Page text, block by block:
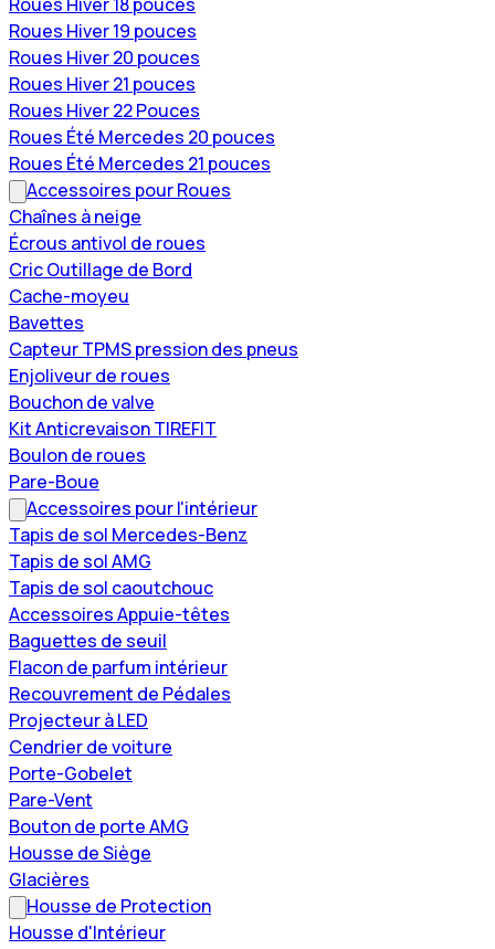
Roues Hiver 19 pouces
Roues Hiver 20 pouces
Roues Hiver 21 pouces
Roues Hiver 22 Pouces
Roues Été Mercedes 20 pouces
Roues Été Mercedes 21 pouces
Accessoires pour Roues
Chaînes à neige
Écrous antivol de roues
Cric Outillage de Bord
Cache-moyeu
Bavettes
Capteur TPMS pression des pneus
Enjoliveur de roues
Bouchon de valve
Kit Anticrevaison TIREFIT
Boulon de roues
Pare-Boue
Accessoires pour l'intérieur
Tapis de sol Mercedes-Benz
Tapis de sol AMG
Tapis de sol caoutchouc
Accessoires Appuie-têtes
Baguettes de seuil
Flacon de parfum intérieur
Recouvrement de Pédales
Projecteur à LED
Cendrier de voiture
Porte-Gobelet
Pare-Vent
Bouton de porte AMG
Housse de Siège
Glacières
Housse de Protection
Housse d'Intérieur